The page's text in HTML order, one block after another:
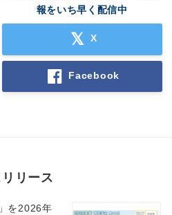
報をいち早く配信中
X
Facebook
リース
を2026年